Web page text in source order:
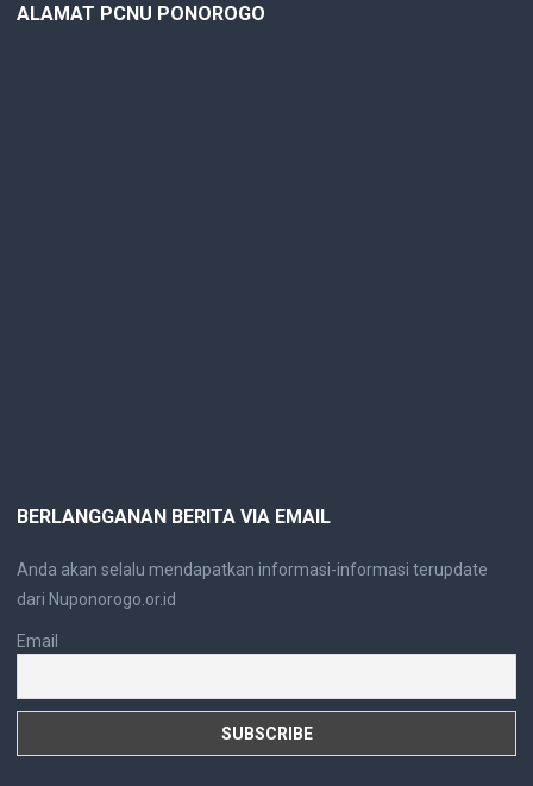
ALAMAT PCNU PONOROGO
BERLANGGANAN BERITA VIA EMAIL
Anda akan selalu mendapatkan informasi-informasi terupdate
dari Nuponorogo.or.id
Email